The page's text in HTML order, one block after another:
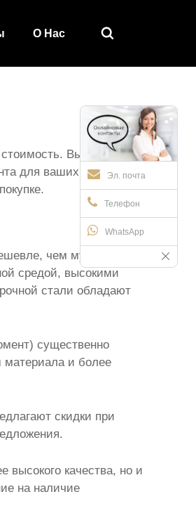
О Hас 
Эл. почта
Телефон
WhatsApp
Вы узнаете о
для ваших нужд. Мы
чем муфты из
средой, высокими
стали обладают
существенно
и более
скидки при
высокого качества, но и
на наличие